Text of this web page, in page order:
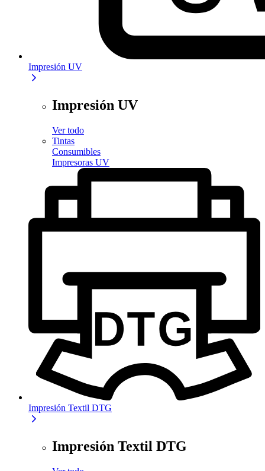
Impresión UV
Impresión UV
Ver todo
Tintas
Consumibles
Impresoras UV
Impresión Textil DTG
Impresión Textil DTG